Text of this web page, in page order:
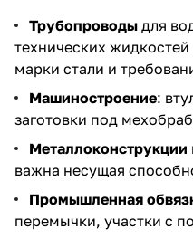
Трубопроводы для
технических
марки стали и
Машиностроение:
заготовки под
Металлоконструкции
важна несущая
Промышленная
перемычки, участки с